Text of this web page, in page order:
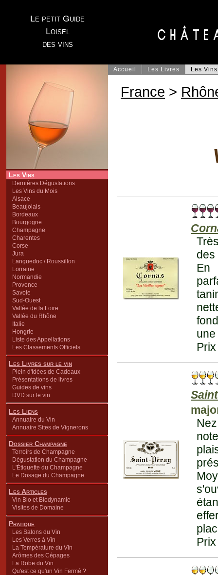
Le petit Guide
Loisel
des vins
Les Vins
Dernières Dégustations
Les Vins du Mois
Alsace
Beaujolais
Bordeaux
Bourgogne
Champagne
Charentes
Corse
Jura
Languedoc / Roussillon
Lorraine
Normandie
Provence
Savoie
Sud-Ouest
Vallée de la Loire
Vallée du Rhône
Italie
Hongrie
Liste des Appellations
Les Classements Officiels
Les Livres sur le vin
Plein d'Idées de Cadeaux
Présentations de livres
Guides de vins
DVD sur le vin
Les Liens
Annuaire du Vin
Annuaire Sites de Vignerons
Dossier Champagne
Terroirs de Champagne
Dégustation du Champagne
L'Étiquette du Champagne
Le Dosage du Champagne
Les Articles
Vin Bio et Biodynamie
Visites de Domaine
Pratique
Les Salons du Vin
Les Verres à Vin
La Température du Vin
Arômes des Cépages
La Robe du Vin
Qu'est ce qu'un Vin Fermé ?
Accueil Les Livres Les Vins
France >
En